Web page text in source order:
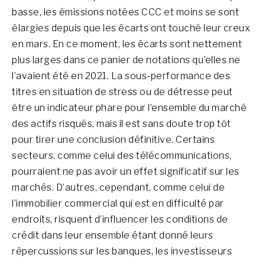
basse, les émissions notées CCC et moins se sont
élargies depuis que les écarts ont touché leur creux
en mars. En ce moment, les écarts sont nettement
plus larges dans ce panier de notations qu’elles ne
l’avaient été en 2021. La sous-performance des
titres en situation de stress ou de détresse peut
être un indicateur phare pour l’ensemble du marché
des actifs risqués, mais il est sans doute trop tôt
pour tirer une conclusion définitive. Certains
secteurs, comme celui des télécommunications,
pourraient ne pas avoir un effet significatif sur les
marchés. D’autres, cependant, comme celui de
l’immobilier commercial qui est en difficulté par
endroits, risquent d’influencer les conditions de
crédit dans leur ensemble étant donné leurs
répercussions sur les banques, les investisseurs